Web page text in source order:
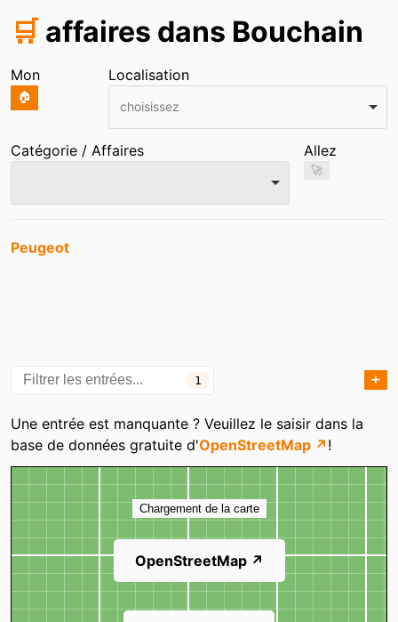
🛒 affaires dans Bouchain
Mon
🏠
Localisation
choisissez
Catégorie / Affaires Allez
🚀
Entrées
Peugeot
1 ➕
Catégories
Une entrée est manquante ? Veuillez le saisir dans la
base de données gratuite d'OpenStreetMap ↗ !
Carte
Chargement de la carte
OpenStreetMap ↗